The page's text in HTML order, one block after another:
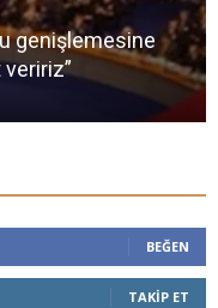
genişlemesine
veririz”
BEĞEN
TAKIP ET